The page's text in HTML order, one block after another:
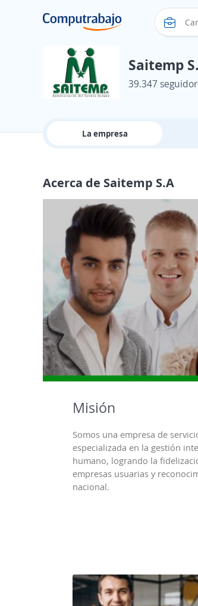
Saitemp
39.347
La empresa
Acerca de Saitemp S.A
Misión
Somos una empresa de
especializada en la gestión
humano, logrando la
empresas usuarias y
nacional.